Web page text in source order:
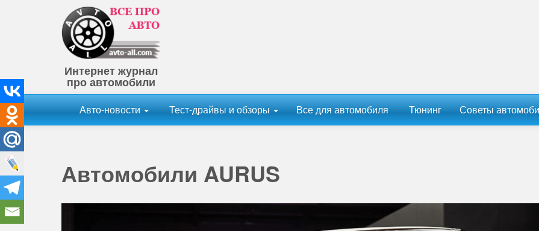
Интернет журнал
про автомобили
Авто-новости Тест-драйвы и обзоры Все для автомобиля Тюнинг Советы
Автомобили AURUS